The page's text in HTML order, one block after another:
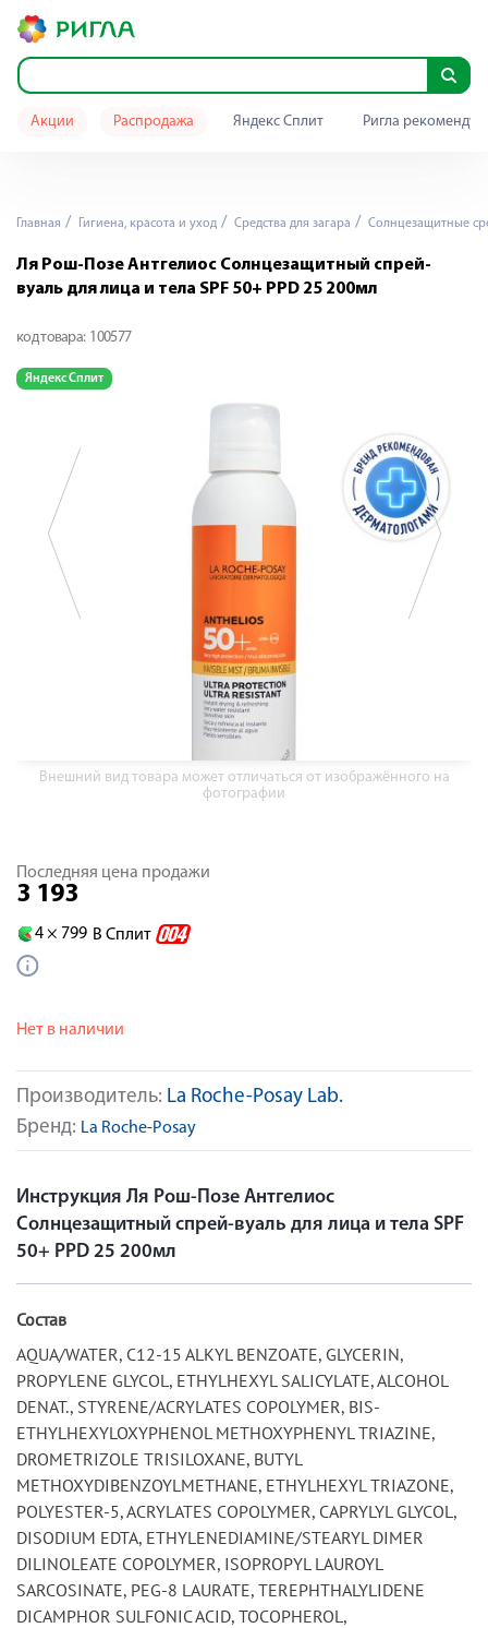
Акции Распродажа Яндекс Сплит Ригла
Главная Гигиена, красота и уход Средства для загара Солнцезащитные
Ля Рош-Позе Антгелиос Солнцезащитный спрей-
вуаль для лица и тела SPF 50+ PPD 25 200мл
код товара: 100577
Яндекс Сплит
Внешний вид товара может отличаться от изображённого на
фотографии
Производитель: La Roche-Posay Lab.
Бренд: La Roche-Posay
Последняя цена продажи
3 193
4 × 799 В Сплит
Нет в наличии
Инструкция Ля Рош-Позе Антгелиос
Солнцезащитный спрей-вуаль для лица и тела SPF
50+ PPD 25 200мл
Состав
AQUA/WATER, C12-15 ALKYL BENZOATE, GLYCERIN,
PROPYLENE GLYCOL, ETHYLHEXYL SALICYLATE, ALCOHOL
DENAT., STYRENE/ACRYLATES COPOLYMER, BIS-
ETHYLHEXYLOXYPHENOL METHOXYPHENYL TRIAZINE,
DROMETRIZOLE TRISILOXANE, BUTYL
METHOXYDIBENZOYLMETHANE, ETHYLHEXYL TRIAZONE,
POLYESTER-5, ACRYLATES COPOLYMER, CAPRYLYL GLYCOL,
DISODIUM EDTA, ETHYLENEDIAMINE/STEARYL DIMER
DILINOLEATE COPOLYMER, ISOPROPYL LAUROYL
SARCOSINATE, PEG-8 LAURATE, TEREPHTHALYLIDENE
DICAMPHOR SULFONIC ACID, TOCOPHEROL,